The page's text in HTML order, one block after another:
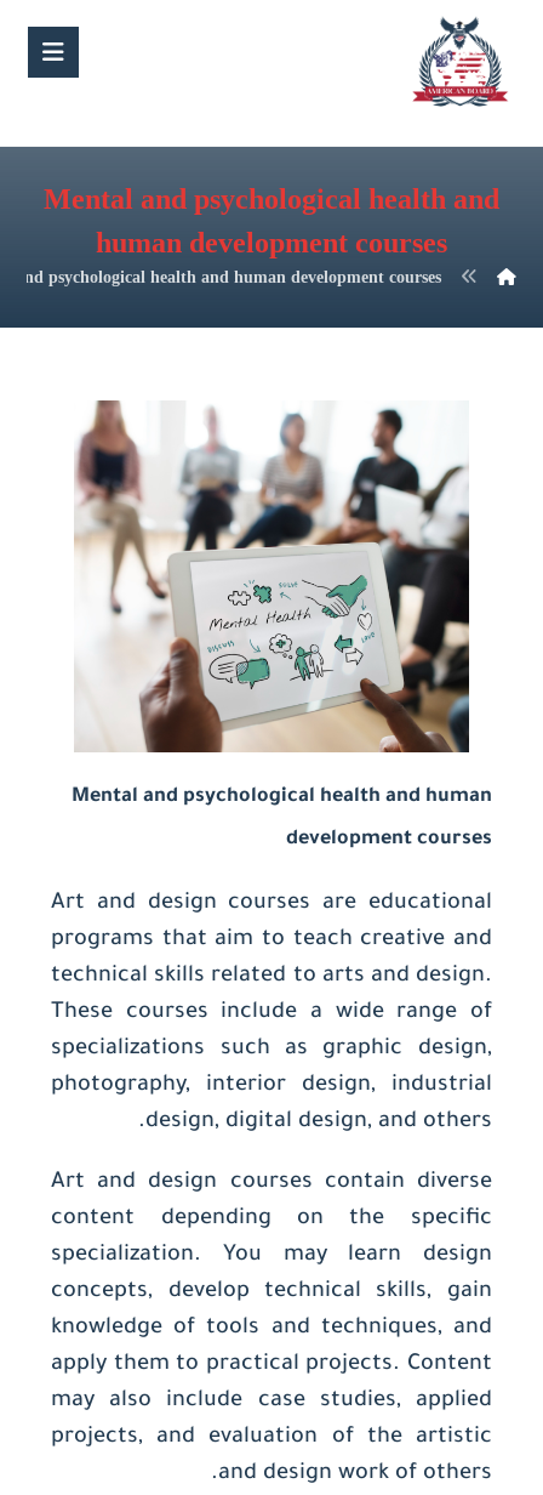
Mental and psychological health and
human development courses
and psychological health and human development courses
Mental and psychological health and human
development courses
Art and design courses are educational
programs that aim to teach creative and
technical skills related to arts and design.
These courses include a wide range of
specializations such as graphic design,
photography, interior design, industrial
design, digital design, and others.
Art and design courses contain diverse
content depending on the specific
specialization. You may learn design
concepts, develop technical skills, gain
knowledge of tools and techniques, and
apply them to practical projects. Content
may also include case studies, applied
projects, and evaluation of the artistic
and design work of others.